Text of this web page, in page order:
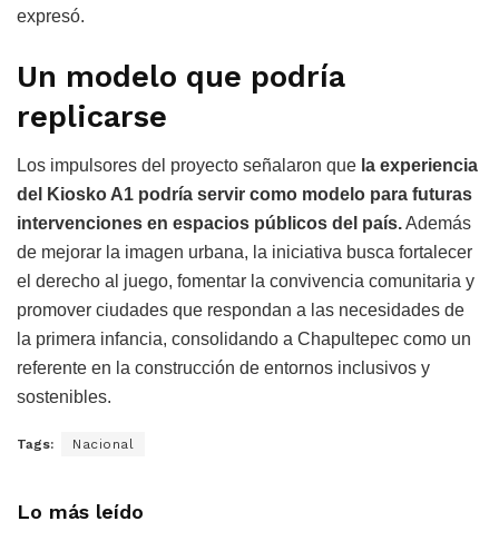
expresó.
Un modelo que podría
replicarse
Los impulsores del proyecto señalaron que la experiencia
del Kiosko A1 podría servir como modelo para futuras
intervenciones en espacios públicos del país.Además
de mejorar la imagen urbana, la iniciativa busca fortalecer
el derecho al juego, fomentar la convivencia comunitaria y
promover ciudades que respondan a las necesidades de
la primera infancia, consolidando a Chapultepec como un
referente en la construcción de entornos inclusivos y
sostenibles.
Tags: Nacional
Lo más leído